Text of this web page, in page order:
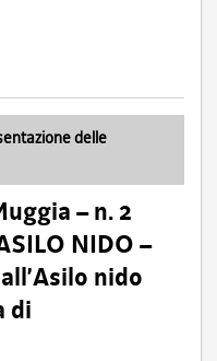
delle
– n. 2
NIDO –
nido
di